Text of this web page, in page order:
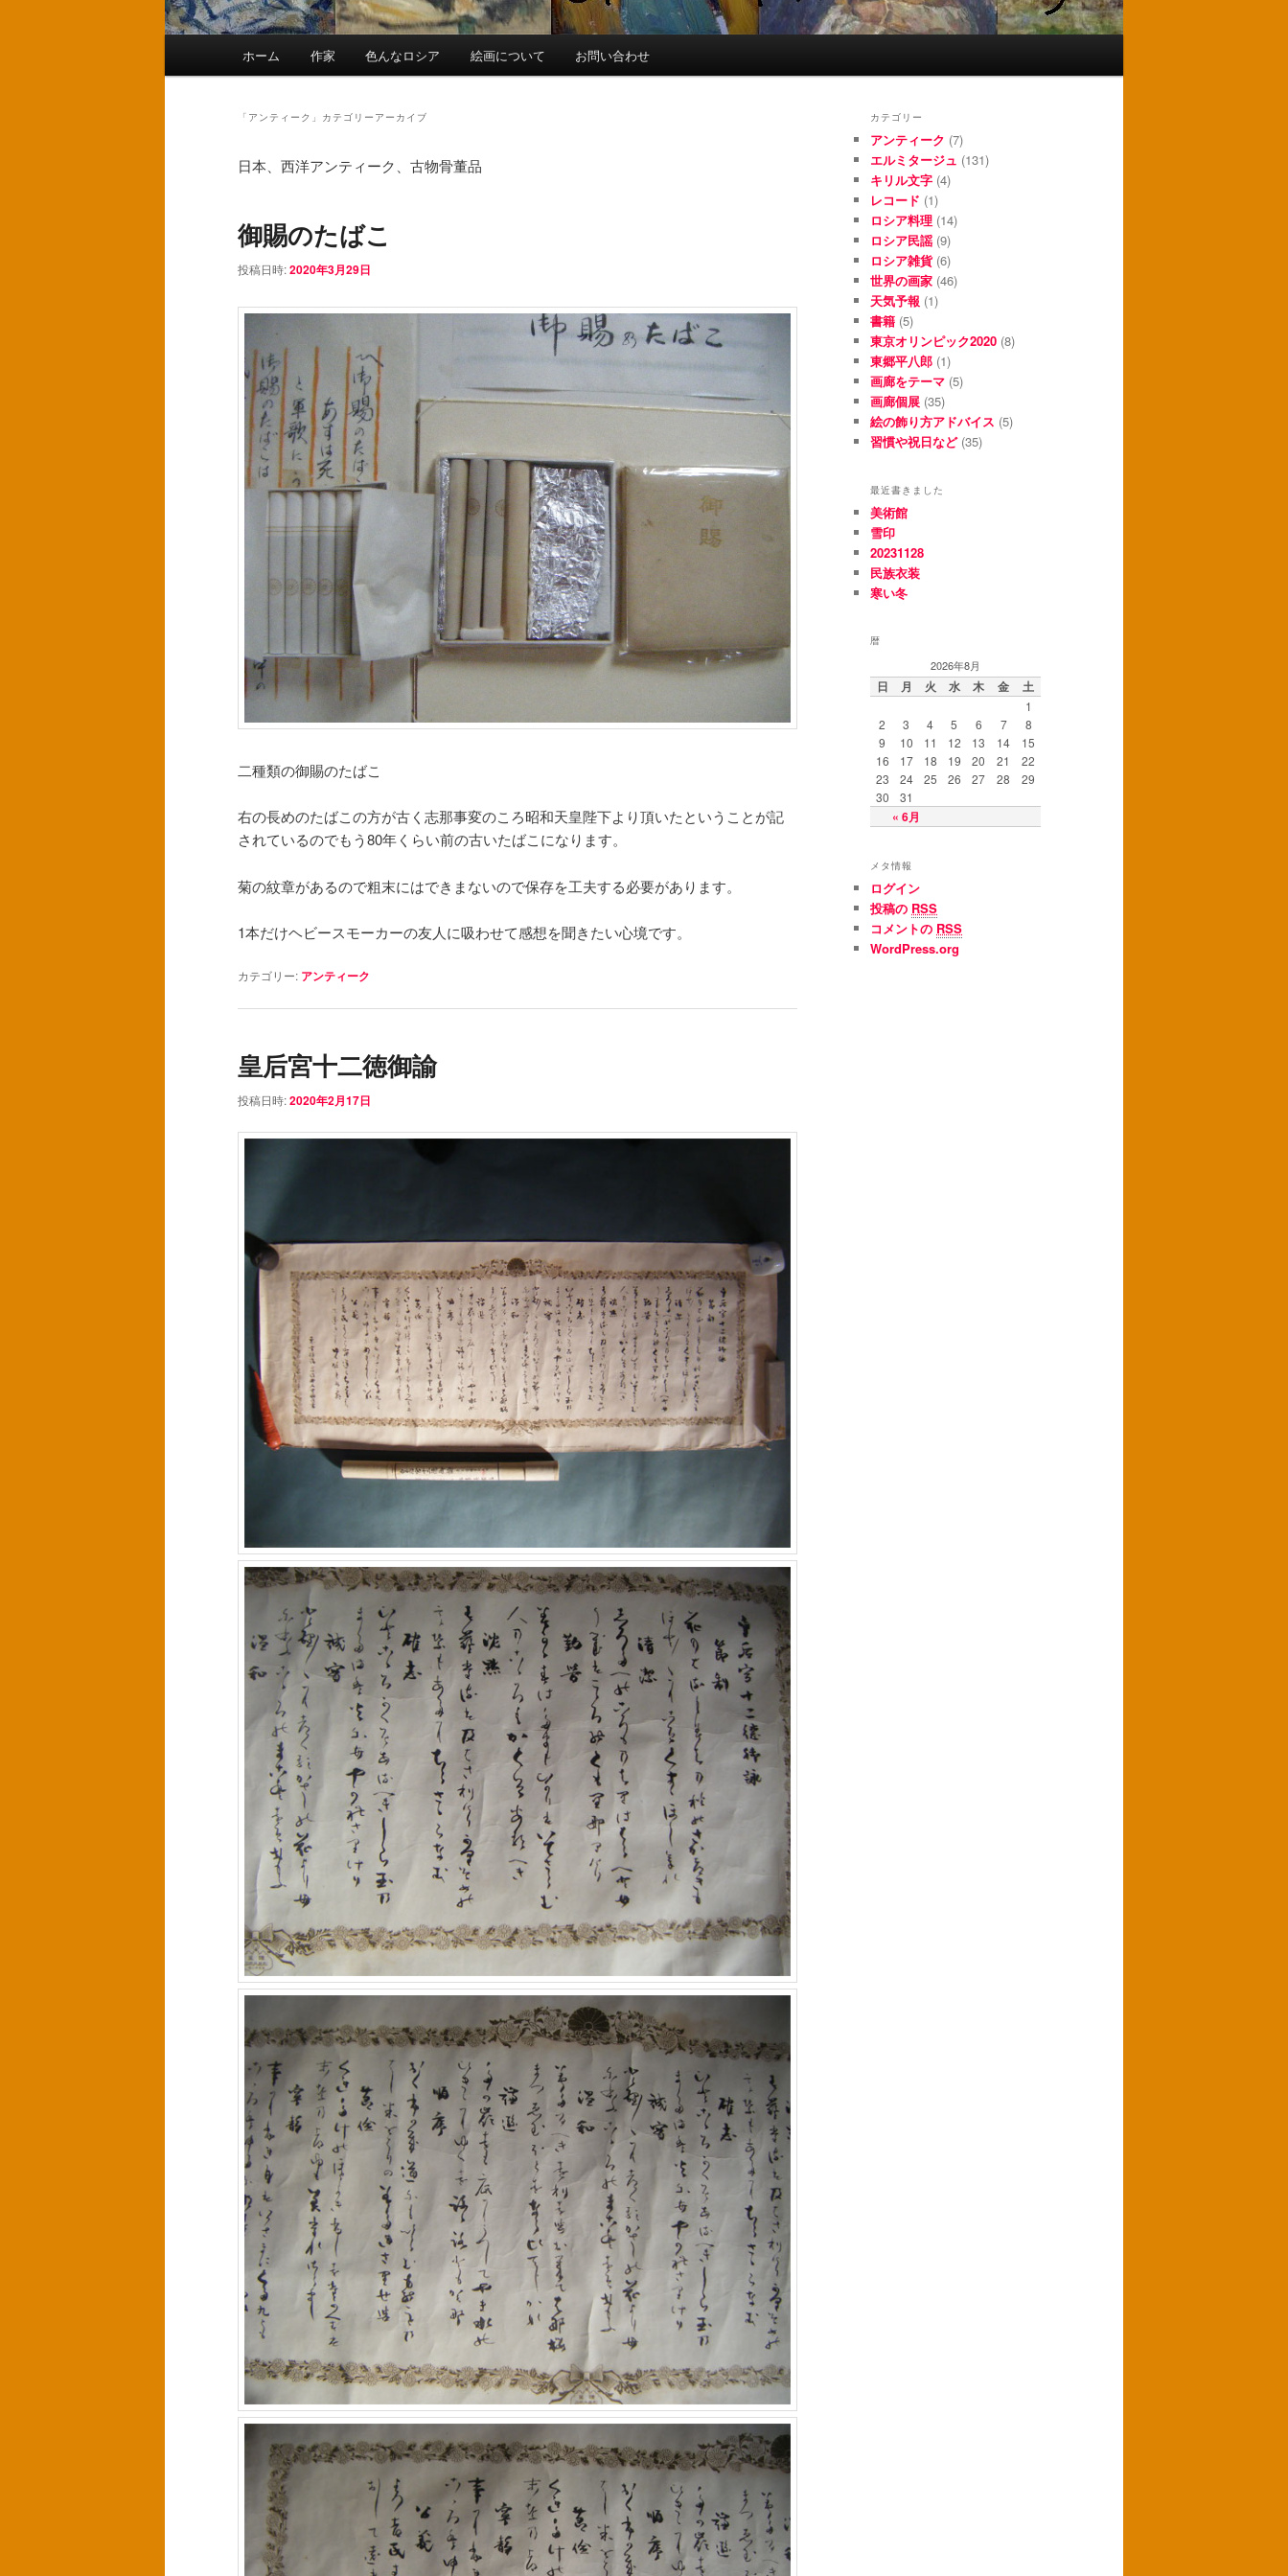
メ
ン
ツ
へ
移
動
サ
テ
へ
移
動
ホーム 作家 色んなロシア 絵画について お問い合わせ
「 アンティーク 」カテゴリーアーカイブ
日本、西洋アンティーク、古物骨董品
御賜のたばこ
投稿日時:2020年3月29日
二種類の御賜のたばこ
右の長めのたばこの方が古く志那事変のころ昭和天皇陛下より頂いたということが記
されているのでもう80年くらい前の古いたばこになります。
菊の紋章があるので粗末にはできまないので保存を工夫する必要があります。
1本だけヘビースモーカーの友人に吸わせて感想を聞きたい心境です。
カテゴリー: アンティーク
皇后宮十二徳御諭
投稿日時:2020年2月17日
カテゴリー
アンティーク (7)
エルミタージュ (131)
キリル文字 (4)
レコード (1)
ロシア料理 (14)
ロシア民謡 (9)
ロシア雑貨(6)
世界の画家 (46)
天気予報 (1)
書籍 (5)
東京オリンピック2020 (8)
東郷平八郎 (1)
画廊をテーマ (5)
画廊個展 (35)
絵の飾り方アドバイス (5)
習慣や祝日など(35)
最近書きました
美術館
雪印
20231128
民族衣装
寒い冬
暦
2026年8月
日 月 火 水 木 金 土
« 6月
1
2
3 4 5 6 7
8
9
10 11 12 13 14
15
16
17 18 19 20 21
22
23
24 25 26 27 28
29
30
31
メタ情報
ログイン
投稿の RSS
コメントの RSS
WordPress.org